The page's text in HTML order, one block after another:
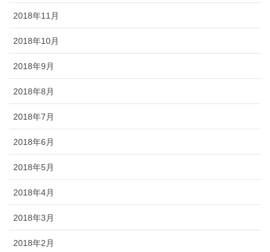
2018年11月
2018年10月
2018年9月
2018年8月
2018年7月
2018年6月
2018年5月
2018年4月
2018年3月
2018年2月